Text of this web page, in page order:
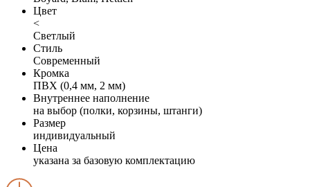
Цвет
<
Светлый
Стиль
Современный
Кромка
ПВХ (0,4 мм, 2 мм)
Внутреннее наполнение
на выбор (полки, корзины, штанги)
Размер
индивидуальный
Цена
указана за базовую комплектацию